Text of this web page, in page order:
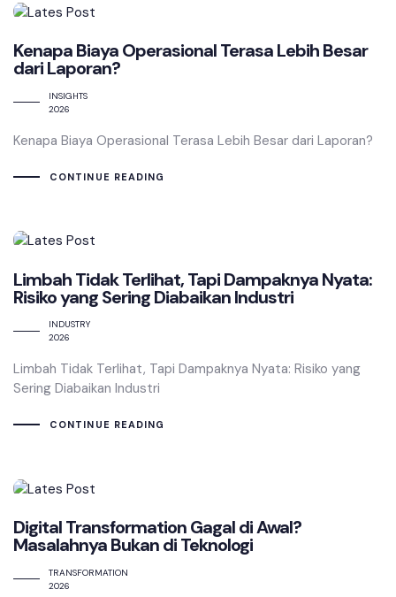
Kenapa Biaya Operasional Terasa Lebih Besar
dari Laporan?
INSIGHTS
2026
Kenapa Biaya Operasional Terasa Lebih Besar dari Laporan?
CONTINUE READING
Limbah Tidak Terlihat, Tapi Dampaknya Nyata:
Risiko yang Sering Diabaikan Industri
INDUSTRY
2026
Limbah Tidak Terlihat, Tapi Dampaknya Nyata: Risiko yang
Sering Diabaikan Industri
CONTINUE READING
Digital Transformation Gagal di Awal?
Masalahnya Bukan di Teknologi
TRANSFORMATION
2026